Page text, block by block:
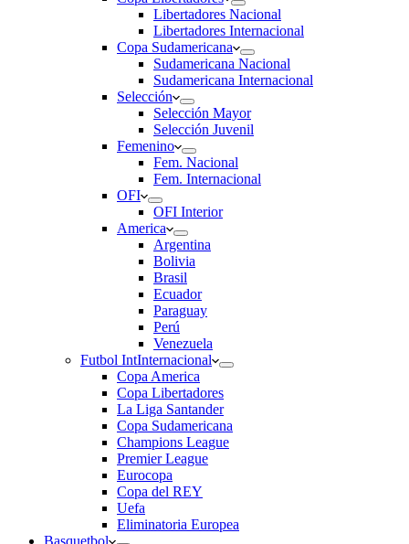
Libertadores Nacional
Libertadores Internacional
Copa Sudamericana
Sudamericana Nacional
Sudamericana Internacional
Selección
Selección Mayor
Selección Juvenil
Femenino
Fem. Nacional
Fem. Internacional
OFI
OFI Interior
America
Argentina
Bolivia
Brasil
Ecuador
Paraguay
Perú
Venezuela
Futbol IntInternacional
Copa America
Copa Libertadores
La Liga Santander
Copa Sudamericana
Champions League
Premier League
Eurocopa
Copa del REY
Uefa
Eliminatoria Europea
Basquetbol